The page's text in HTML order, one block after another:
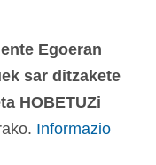
Egoeran
sar ditzakete
HOBETUZi
Informazio